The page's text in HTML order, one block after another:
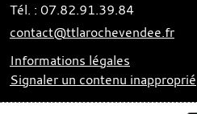
Tél. : 07.82.91.39.84
contact@ttlarochevendee.fr
Informations légales
Signaler un contenu inapproprié